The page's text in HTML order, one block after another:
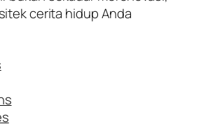
cerita hidup Anda